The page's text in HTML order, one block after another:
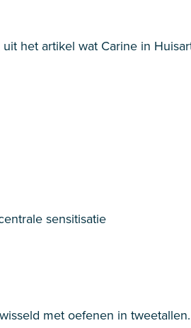
het artikel wat Carine in
sensitisatie
met oefenen in tweetallen.